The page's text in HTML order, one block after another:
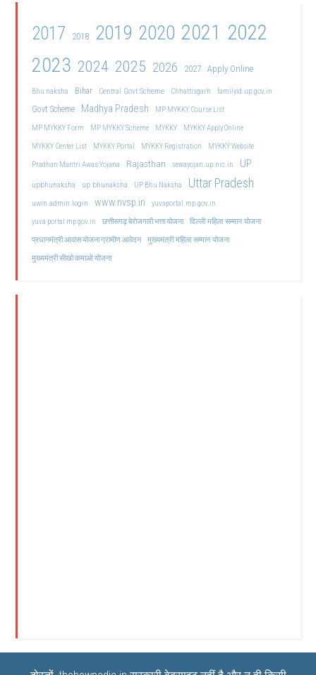
2017 2018 2019 2020 2021 2022
2023 2024 2025 2026 2027 Apply Online
Bhu naksha Bihar Central Govt Scheme Chhattisgarh familyid.up.gov.in
Govt Scheme Madhya Pradesh
MP MYKKY Course List
MP MYKKY Form
MP MYKKY Scheme MYKKY
MYKKY Apply Online
MYKKY Center List
MYKKY Portal MYKKY Registration
MYKKY Website
Pradhan Mantri Awas Yojana
Rajasthan sewayojan.up.nic.in UP
upbhunaksha up bhunaksha UP Bhu Naksha Uttar Pradesh
uwin admin login www.nvsp.in
yuvaportal.mp.gov.in
yuva portal mp gov.in
छत्तीसगढ़ बेरोजगारी भत्ता योजना दिल्ली महिला सम्मान योजना
प्रधानमंत्री आवास योजना ग्रामीण आवेदन मुख्यमंत्री महिला सम्मान योजना
मुख्यमंत्री सीखो कमाओ योजना